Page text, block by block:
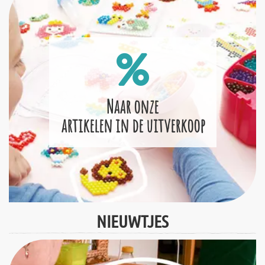
Naar onze
artikelen in de uitverkoop
NIEUWTJES